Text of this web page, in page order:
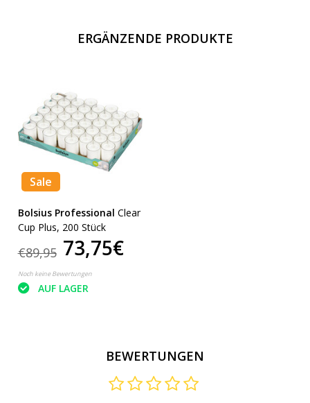
ERGÄNZENDE PRODUKTE
Sale
Bolsius Professional Clear
Cup Plus, 200 Stück
€89,95 73,75€
Noch keine Bewertungen
AUF LAGER
BEWERTUNGEN